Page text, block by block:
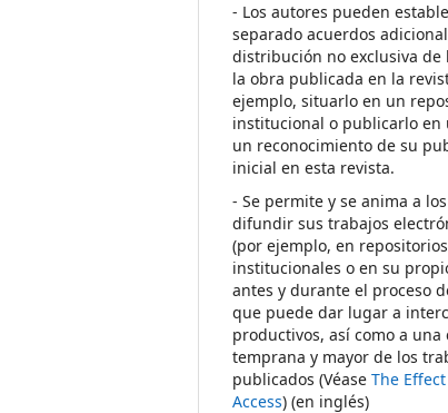
- Los autores pueden
separado acuerdos
distribución no exclusiva de
la obra publicada en la
ejemplo, situarlo en un
institucional o publicarlo en
un reconocimiento de su
inicial en esta revista.
- Se permite y se anima a
difundir sus trabajos
(por ejemplo, en repositorios
institucionales o en su
antes y durante el proceso
que puede dar lugar a
productivos, así como a una
temprana y mayor de los
publicados (VéaseThe
Access) (en inglés)